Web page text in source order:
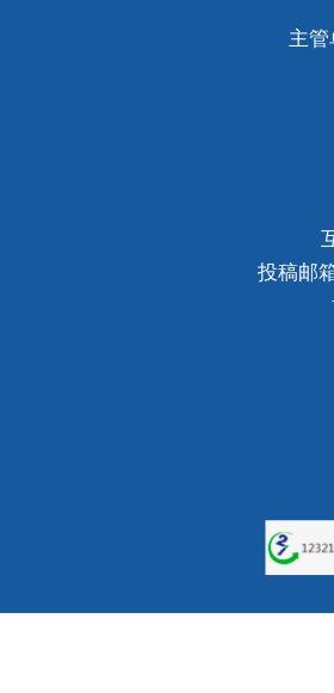
主
投稿邮